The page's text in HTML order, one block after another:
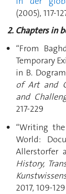
(2005), 117-
2. Chapters in
“From
Temporary
in B.
of Art and
and
217-229
“Writing
World:
Allerstorfer
History,
2017, 109-129